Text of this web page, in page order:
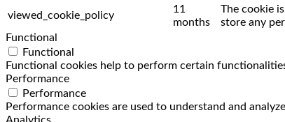
viewed_cookie_policy
11
months
The cookie
store any
Functional
Functional
Functional cookies help to perform certain
Performance
Performance
Performance cookies are used to understand and